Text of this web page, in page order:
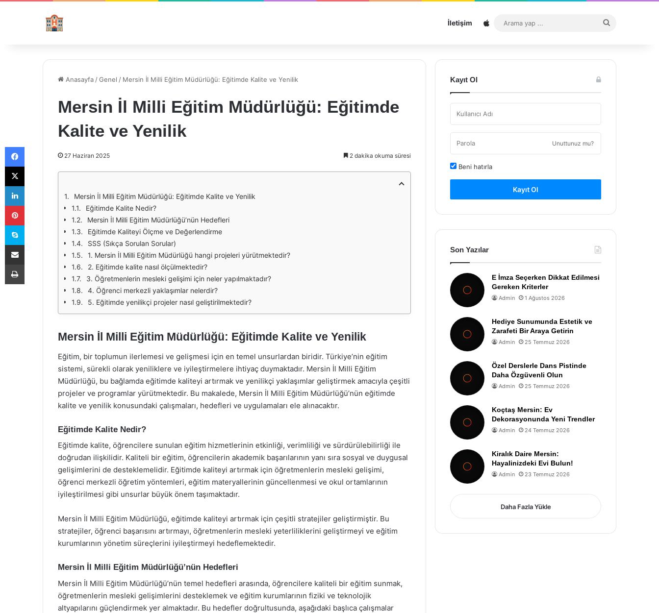
İletişim Sitemap
...
Anasayfa /Genel / Mersin İl Milli Eğitim Müdürlüğü: Eğitimde Kalite ve Yenilik
Mersin İl Milli Eğitim Müdürlüğü: Eğitimde
Kalite ve Yenilik
27 Haziran 2025 2 dakika okuma süresi
Mersin İl Milli Eğitim Müdürlüğü: Eğitimde Kalite ve Yenilik
Eğitimde Kalite Nedir?
Mersin İl Milli Eğitim Müdürlüğü’nün Hedefleri
Eğitimde Kaliteyi Ölçme ve Değerlendirme
SSS (Sıkça Sorulan Sorular)
1. Mersin İl Milli Eğitim Müdürlüğü hangi projeleri yürütmektedir?
2. Eğitimde kalite nasıl ölçülmektedir?
3. Öğretmenlerin mesleki gelişimi için neler yapılmaktadır?
4. Öğrenci merkezli yaklaşımlar nelerdir?
5. Eğitimde yenilikçi projeler nasıl geliştirilmektedir?
Mersin İl Milli Eğitim Müdürlüğü: Eğitimde Kalite ve Yenilik
Eğitim, bir toplumun ilerlemesi ve gelişmesi için en temel unsurlardan biridir. Türkiye’nin eğitim
sistemi, sürekli olarak yeniliklere ve iyileştirmelere ihtiyaç duymaktadır. Mersin İl Milli Eğitim
Müdürlüğü, bu bağlamda eğitimde kaliteyi artırmak ve yenilikçi yaklaşımlar geliştirmek amacıyla çeşitli
projeler ve programlar yürütmektedir. Bu makalede, Mersin İl Milli Eğitim Müdürlüğü’nün eğitimde
kalite ve yenilik konusundaki çalışmaları, hedefleri ve uygulamaları ele alınacaktır.
Eğitimde Kalite Nedir?
Eğitimde kalite, öğrencilere sunulan eğitim hizmetlerinin etkinliği, verimliliği ve sürdürülebilirliği ile
doğrudan ilişkilidir. Kaliteli bir eğitim, öğrencilerin akademik başarılarının yanı sıra sosyal ve duygusal
gelişimlerini de desteklemelidir. Eğitimde kaliteyi artırmak için öğretmenlerin mesleki gelişimi,
öğrenci merkezli öğretim yöntemleri, eğitim materyallerinin güncellenmesi ve okul ortamlarının
iyileştirilmesi gibi unsurlar büyük önem taşımaktadır.
Mersin İl Milli Eğitim Müdürlüğü, eğitimde kaliteyi artırmak için çeşitli stratejiler geliştirmiştir. Bu
stratejiler, öğrenci başarısını artırmayı, öğretmenlerin mesleki yeterliliklerini geliştirmeyi ve eğitim
kurumlarının yönetim süreçlerini iyileştirmeyi hedeflemektedir.
Mersin İl Milli Eğitim Müdürlüğü’nün Hedefleri
Mersin İl Milli Eğitim Müdürlüğü’nün temel hedefleri arasında, öğrencilere kaliteli bir eğitim sunmak,
öğretmenlerin mesleki gelişimlerini desteklemek ve eğitim kurumlarının fiziki ve teknolojik
altyapılarını güçlendirmek yer almaktadır. Bu hedefler doğrultusunda, aşağıdaki başlıca çalışmalar
Kayıt Ol
Unuttunuz mu?
Beni hatırla
Kayıt Ol
Son Yazılar
E İmza Seçerken Dikkat Edilmesi
Gereken Kriterler
Admin 1 Ağustos 2026
Hediye Sunumunda Estetik ve
Zarafeti Bir Araya Getirin
Admin 25 Temmuz 2026
Özel Derslerle Dans Pistinde
Daha Özgüvenli Olun
Admin 25 Temmuz 2026
Koçtaş Mersin: Ev
Dekorasyonunda Yeni Trendler
Admin 24 Temmuz 2026
Kiralık Daire Mersin:
Hayalinizdeki Evi Bulun!
Admin 23 Temmuz 2026
Daha Fazla Yükle
Facebook
X
LinkedIn
Pinterest
Skype
E-Posta ile paylaş